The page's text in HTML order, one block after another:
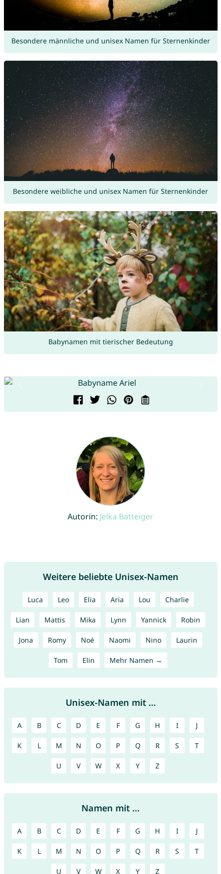
Besondere männliche und unisex Namen für Sternenkinder
Besondere weibliche und unisex Namen für Sternenkinder
Babynamen mit tierischer Bedeutung
Autorin: Jelka Batteiger
Weitere beliebte Unisex-Namen
Luca Leo Elia Aria Lou Charlie
Lian Mattis Mika Lynn Yannick Robin
Jona Romy Noé Naomi Nino Laurin
Tom Elin Mehr Namen →
Unisex-Namen mit ...
A B C D E F G H I J
K L M N O P Q R S T
U V W X Y Z
Namen mit ...
A B C D E F G H I J
K L M N O P Q R S T
U V W X Y Z